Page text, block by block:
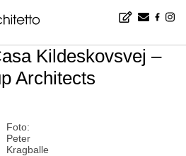
Casa Kildeskovsvej – Valbæk Brørup Architects
Kildeskovsvej –
Architects
Foto:
Peter
Kragballe